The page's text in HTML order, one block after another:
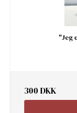
"Jeg
300 DKK